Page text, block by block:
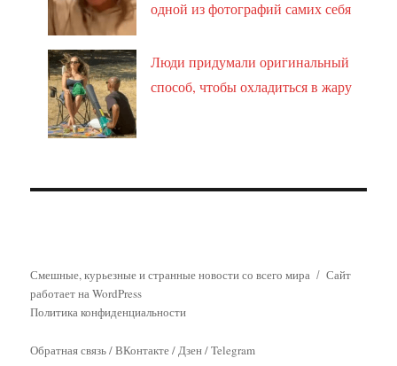
одной из фотографий самих себя
Люди придумали оригинальный
способ, чтобы охладиться в жару
Смешные, курьезные и странные новости со всего мира
Сайт
работает на WordPress
Политика конфиденциальности
Обратная связь/ВКонтакте/Дзен/Telegram